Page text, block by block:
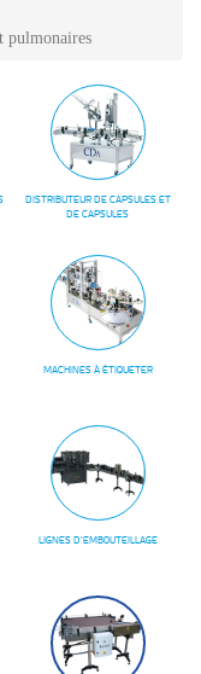
pulmonaires
DISTRIBUTEUR DE CAPSULES ET
DE CAPSULES
MACHINES À ÉTIQUETER
LIGNES D'EMBOUTEILLAGE